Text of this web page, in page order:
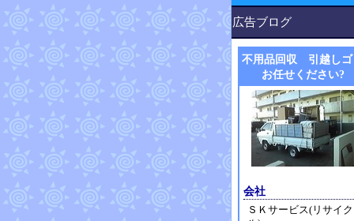
広告ブログ
不用品回収 引越しゴ
お任せください?
会社
ＳＫサービス(リサイク